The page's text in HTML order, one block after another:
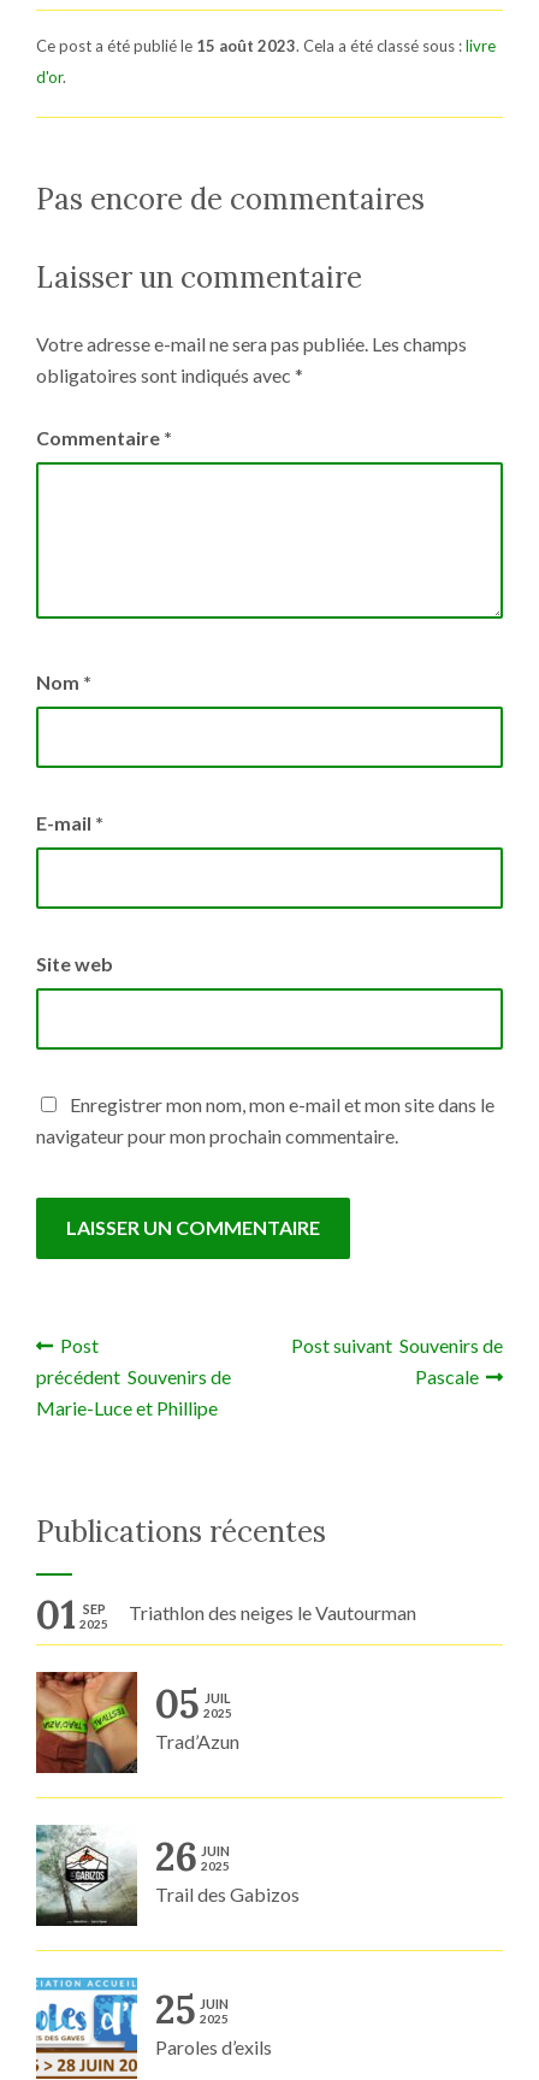
Ce post a été publié le 15 août 2023. Cela a été classé sous :livre
d'or.
Pas encore de commentaires
Laisser un commentaire
Votre adresse e-mail ne sera pas publiée. Les champs
obligatoires sont indiqués avec *
Commentaire *
Nom *
E-mail *
Site web
Enregistrer mon nom, mon e-mail et mon site dans le
navigateur pour mon prochain commentaire.
Navigation de l’article
Post
précédent Souvenirs de
Marie-Luce et Phillipe
Post suivant Souvenirs de
Pascale
Publications récentes
01 SEP
2025 Triathlon des neiges le Vautourman
05 JUIL
2025
Trad’Azun
26 JUIN
2025
Trail des Gabizos
25 JUIN
2025
Paroles d’exils